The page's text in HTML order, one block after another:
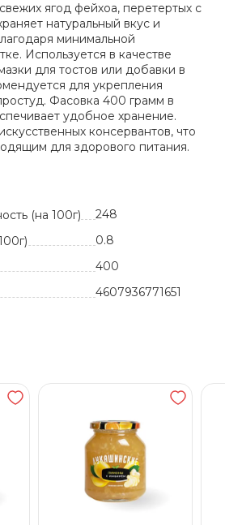
ягод фейхоа, перетертых с
натуральный вкус и
минимальной
Используется в качестве
для тостов или добавки в
для укрепления
Фасовка 400 грамм в
удобное хранение.
консервантов, что
для здорового питания.
(на 100г)
248
0.8
400
4607936771651
г)
6
36 месяцев
от 0 до + 20
100г)
62